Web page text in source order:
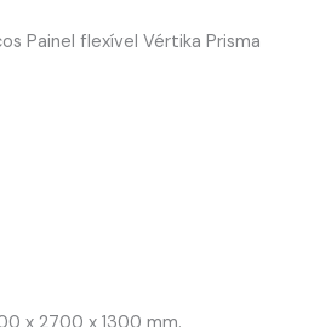
Painel flexível Vértika Prisma